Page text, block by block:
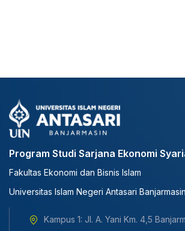
Program Studi Sarjana Ekonomi
Fakultas Ekonomi dan Bisnis Islam
Universitas Islam Negeri Antasari Banjarmasin
Kampus 1: Jl. A. Yani Km. 4,5